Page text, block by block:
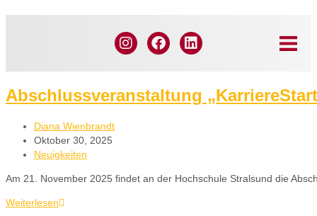
Abschlussveranstaltung
Diana Wienbrandt
Oktober 30, 2025
Neuigkeiten
Am 21. November 2025 findet an der Hochschule Stralsund die
Weiterlesen